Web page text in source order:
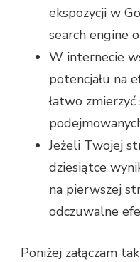
ekspozycji w
search engine
W internecie
potencjału na
łatwo
Jeżeli Twojej
dziesiątce
na pierwszej
odczuwalne
Poniżej załączam